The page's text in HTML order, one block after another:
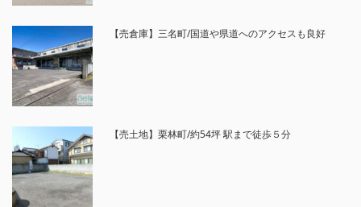
【売倉庫】三名町/国道や県道へのアクセスも良好
【売土地】栗林町/約54坪 駅まで徒歩５分